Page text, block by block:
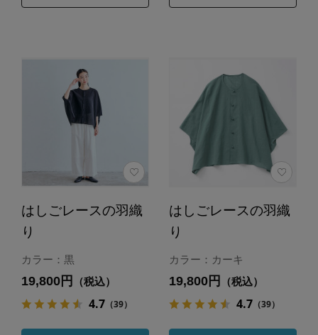
はしごレースの羽織
り
カラー：黒
19,800円 （税込）
4.7（39）
はしごレースの羽織
り
カラー：カーキ
19,800円 （税込）
4.7（39）